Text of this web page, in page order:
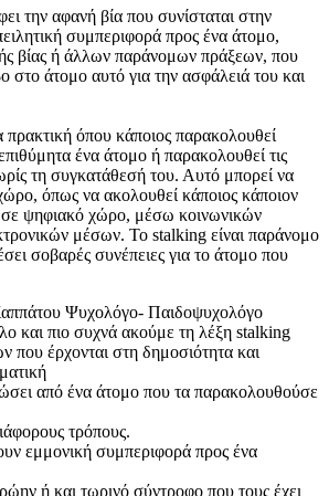
την αφανή βία που συνίσταται στην
συμπεριφορά προς ένα άτομο,
βίας ή άλλων παράνομων πράξεων, που
άτομο αυτό για την ασφάλειά του και
πρακτική όπου κάποιος παρακολουθεί
ένα άτομο ή παρακολουθεί τις
τη συγκατάθεσή του. Αυτό μπορεί να
όπως να ακολουθεί κάποιος κάποιον
ψηφιακό χώρο, μέσω κοινωνικών
μέσων. Το stalking είναι παράνομο
σοβαρές συνέπειες για το άτομο που
Ψυχολόγο- Παιδοψυχολόγο
και πιο συχνά ακούμε τη λέξη stalking
που έρχονται στη δημοσιότητα και
από ένα άτομο που τα παρακολουθούσε
τρόπους.
εμμονική συμπεριφορά προς ένα
ή και τωρινό σύντροφο που τους έχει